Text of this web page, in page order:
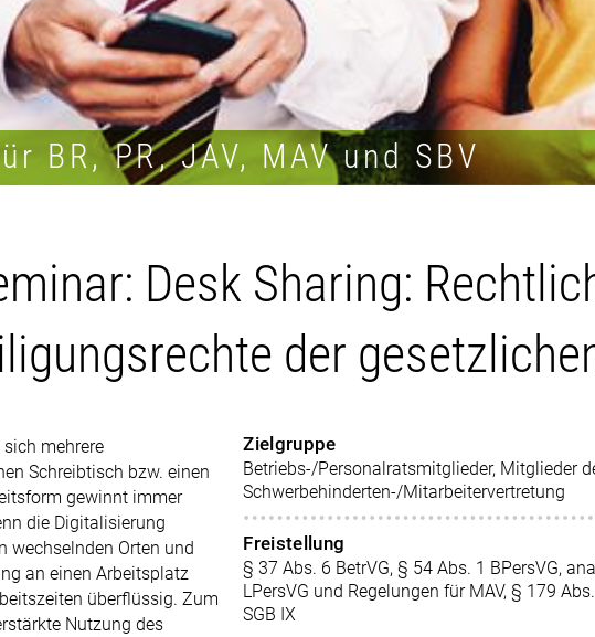
BR, PR, JAV, MAV und SBV
Desk Sharing:
der
sich mehrere
Schreibtisch bzw. einen
gewinnt immer
die Digitalisierung
wechselnden Orten und
an einen Arbeitsplatz
überflüssig. Zum
Nutzung des
Zielgruppe
Betriebs-/Personalratsmitglieder, Mitglieder
Schwerbehinderten-/Mitarbeitervertretung
Freistellung
§ 37 Abs. 6 BetrVG, § 54 Abs. 1 BPersVG,
LPersVG und Regelungen für MAV, § 179
SGB IX